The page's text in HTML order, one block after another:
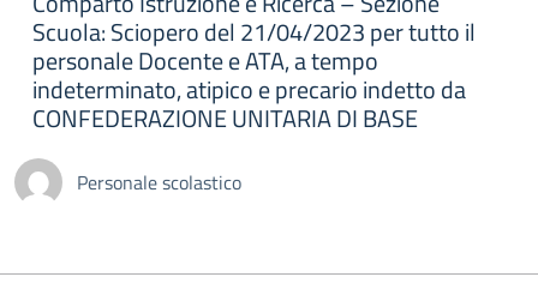
Scuola: Sciopero del 21/04/2023 per tutto il
personale Docente e ATA, a tempo
indeterminato, atipico e precario indetto da
CONFEDERAZIONE UNITARIA DI BASE
Personale scolastico